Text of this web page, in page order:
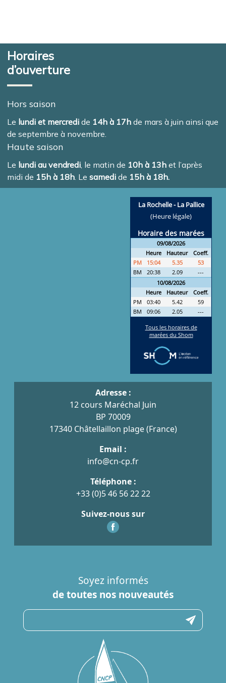
Horaires
d’ouverture
Hors saison
Le lundi et mercredi de 14h à 17h de mars à juin ainsi que
de septembre à novembre.
Haute saison
Le lundi au vendredi, le matin de 10h à 13h et l’après
midi de 15h à 18h. Le samedi de 15h à 18h.
Adresse :
12 cours Maréchal Juin
BP 70009
17340 Châtellaillon plage (France)
Email :
info@cn-cp.fr
Téléphone :
+33 (0)5 46 56 22 22
Suivez-nous sur
Soyez informés
de toutes nos nouveautés